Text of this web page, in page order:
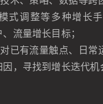
式调整等多种增长
流量增长目标；
已有流量触点、日常
，寻找到增长迭代机